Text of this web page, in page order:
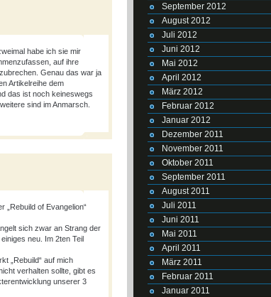
habe ich sie mir
auf ihre
Genau das war ja
Artikelreihe dem
das ist noch keineswegs
sind im Anmarsch.
„Rebuild of Evangelion“
sich zwar an Strang der
neu. Im 2ten Teil
„Rebuild“ auf mich
verhalten sollte, gibt es
unserer 3
September 2012
August 2012
Juli 2012
Juni 2012
Mai 2012
April 2012
März 2012
Februar 2012
Januar 2012
Dezember 2011
November 2011
Oktober 2011
September 2011
August 2011
Juli 2011
Juni 2011
Mai 2011
April 2011
März 2011
Februar 2011
Januar 2011